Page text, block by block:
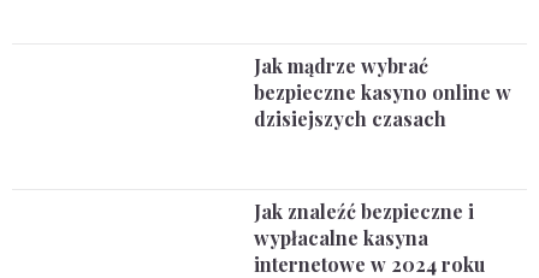
Jak mądrze wybrać
bezpieczne kasyno online w
dzisiejszych czasach
Jak znaleźć bezpieczne i
wypłacalne kasyna
internetowe w 2024 roku